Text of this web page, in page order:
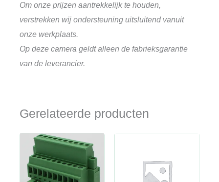
Om onze prijzen aantrekkelijk te houden,
verstrekken wij ondersteuning uitsluitend vanuit
onze werkplaats.
Op deze camera geldt alleen de fabrieksgarantie
van de leverancier.
Gerelateerde producten